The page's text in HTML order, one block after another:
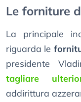
Le forniture
La principale
riguarda le
presidente
tagliare
addirittura